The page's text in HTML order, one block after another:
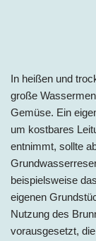
In heißen und
große
Gemüse. Ein
um kostbares
entnimmt, sollte
beispielsweise
eigenen
Nutzung des
vorausgesetzt,